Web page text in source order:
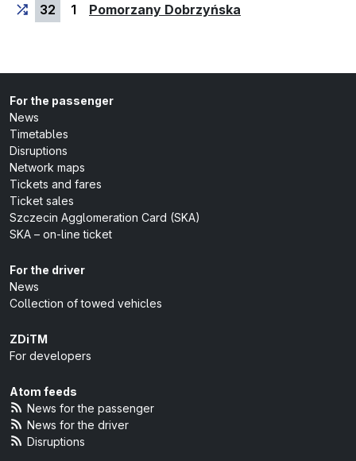
32
1 Pomorzany Dobrzyńska
For the passenger
News
Timetables
Disruptions
Network maps
Tickets and fares
Ticket sales
Szczecin Agglomeration Card (SKA)
SKA – on-line ticket
For the driver
News
Collection of towed vehicles
ZDiTM
For developers
Atom feeds
News for the passenger
News for the driver
Disruptions